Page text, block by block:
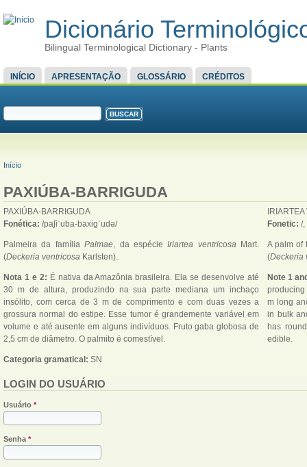
Dicionário
Bilingual Terminological Dictionary - Plants
MENU PRINCIPAL
INÍCIO APRESENTAÇÃO GLOSSÁRIO CRÉDITOS
FORMULÁRIO DE BUSCA
VOCÊ ESTÁ AQUI
Início
PAXIÚBA-BARRIGUDA
PAXIÚBA-BARRIGUDA
Fonética: /paʃiˈuba-baxigˈudə/
Palmeira da famíliaPalmae , da espécie Iriartea ventricosa Mart.
(Deckeria ventricosa Karlsten).
Nota 1 e 2: É nativa da Amazônia brasileira. Ela se desenvolve até
30 m de altura, produzindo na sua parte mediana um inchaço
insólito, com cerca de 3 m de comprimento e com duas vezes a
grossura normal do estipe. Esse tumor é grandemente variável em
volume e até ausente em alguns indivíduos. Fruto gaba globosa de
2,5 cm de diâmetro. O palmito é comestível.
Fonetic: /,
A palm of
(Deckeria
Note 1
m long
in bulk
has
edible.
Categoria gramatical: SN
LOGIN DO USUÁRIO
Usuário *
Senha *